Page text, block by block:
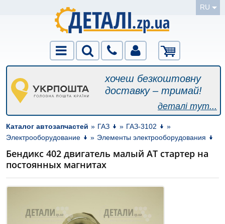
RU
хочеш безкоштовну
доставку – тримай!
деталі тут...
Каталог автозапчастей » ГАЗ » ГАЗ-3102
»
Электрооборудование
» Элементы электрооборудования
Бендикс 402 двигатель малый AT стартер на
постоянных магнитах